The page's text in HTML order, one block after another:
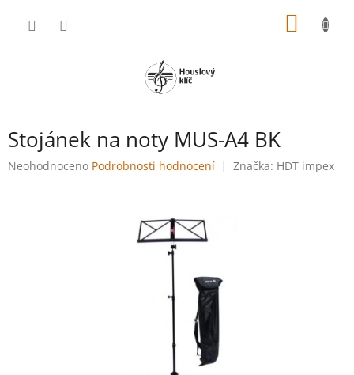
Stojánek na noty MUS-A4 BK
Průměrné
Neohodnoceno Podrobnosti hodnocení Značka: HDT impex